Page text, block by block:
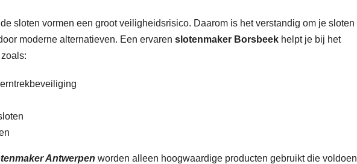
sloten vormen een groot veiligheidsrisico. Daarom is het verstandig om je sloten
moderne alternatieven. Een ervaren slotenmaker Borsbeek helpt je bij het
Antwerpen worden alleen hoogwaardige producten gebruikt die voldoen